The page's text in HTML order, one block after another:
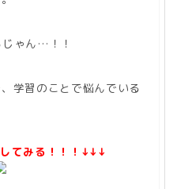
ゃん…！！
学習のことで悩んでいる
てみる！！！↓↓↓